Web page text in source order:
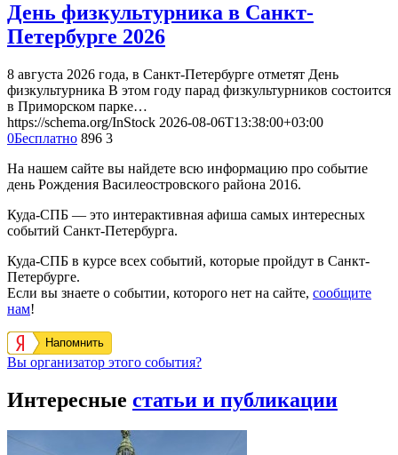
День физкультурника в Санкт-
Петербурге 2026
8 августа 2026 года, в Санкт-Петербурге отметят День
физкультурника В этом году парад физкультурников состоится
в Приморском парке…
https://schema.org/InStock 2026-08-06T13:38:00+03:00
0Бесплатно 896 3
На нашем сайте вы найдете всю информацию про событие
день Рождения Василеостровского района 2016.
Куда-СПБ — это интерактивная афиша самых интересных
событий Санкт-Петербурга.
Куда-СПБ в курсе всех событий, которые пройдут в Санкт-
Петербурге.
Если вы знаете о событии, которого нет на сайте, сообщите
нам!
Напомнить
Вы организатор этого события?
Интересные статьи и публикации